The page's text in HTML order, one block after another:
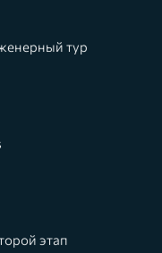
тур
этап